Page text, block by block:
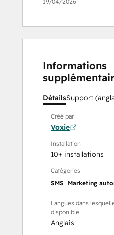
Informations
DétailsSupport
Créé par
Voxie
Installation
10+ installations
Catégories
SMS
Marketing
Langues dans
disponible
Anglais